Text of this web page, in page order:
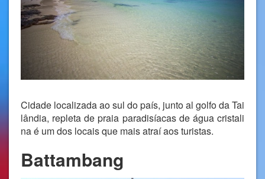
Cidade localizada ao sul do país, junto al golfo da Tai
lândia, repleta de praia paradisíacas de água cristali
na é um dos locais que mais atraí aos turistas.
Battambang